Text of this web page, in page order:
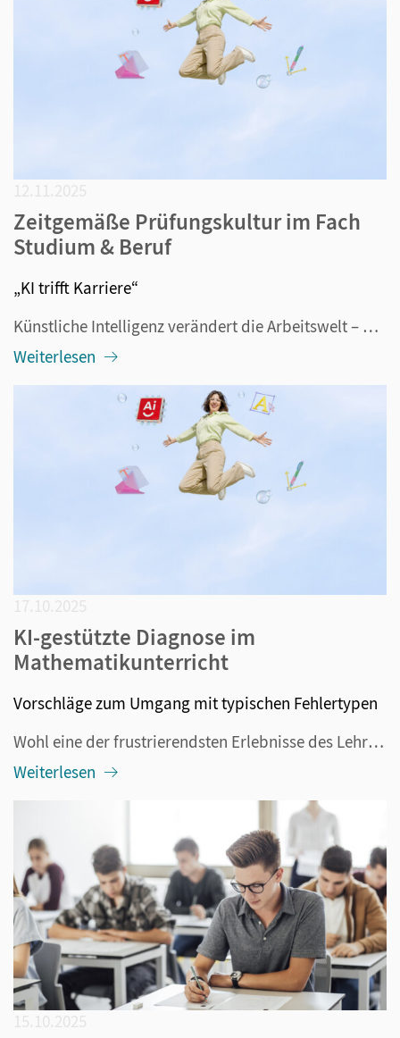
Zeitgemäße Prüfungskultur im Fach
Studium & Beruf
„KI trifft Karriere“
Künstliche Intelligenz verändert die Arbeitswelt – und mit ihr auch den Bewerbungsprozess. Was vor wenigen Jahren noch nach Zukunftsmusik klang, ist heute längst Realität: Immer mehr Unternehmen nutzen KI-gestützte Systeme zur Sichtung von Bewerbungsunterlagen, während Bewerber/-innen selbst KI eins...
Weiterlesen
KI-gestützte Diagnose im
Mathematikunterricht
Vorschläge zum Umgang mit typischen Fehlertypen
Wohl eine der frustrierendsten Erlebnisse des Lehrerberufes ist die Korrektur einer Klassenarbeit, bei der Schülerinnen und Schüler auch bei einfachen Aufgaben Fehler machen, mit denen man vorher nicht gerechnet hat. Mit fortschreitender Komplexität der mathematischen Inhalte wird es für Schülerinne...
Weiterlesen